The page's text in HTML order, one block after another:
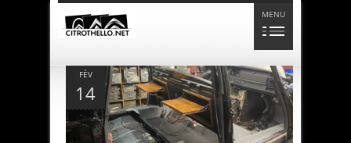
MENU
FÉV
14